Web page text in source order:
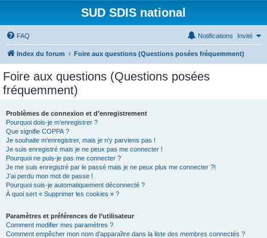
SUD SDIS national
FAQ Invité
Notifications
Index du forum Foire aux questions (Questions posées fréquemment)
Foire aux questions (Questions posées
fréquemment)
Problèmes de connexion et d’enregistrement
Pourquoi dois-je m’enregistrer ?
Que signifie COPPA ?
Je souhaite m’enregistrer, mais je n’y parviens pas !
Je suis enregistré mais je ne peux pas me connecter !
Pourquoi ne puis-je pas me connecter ?
Je me suis enregistré par le passé mais je ne peux plus me connecter ?!
J’ai perdu mon mot de passe !
Pourquoi suis-je automatiquement déconnecté ?
À quoi sert « Supprimer les cookies » ?
Paramètres et préférences de l’utilisateur
Comment modifier mes paramètres ?
Comment empêcher mon nom d’apparaître dans la liste des membres connectés ?